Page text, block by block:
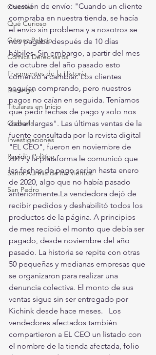
Chismes
Qué Curioso
Gómez Palacio
Comics Derechairos
Fragmentos de la Historia
Durango
Titulares en Inicio
Coahuila
Investigaciones
Rapidín Político
Santa Aurelia de los Vientos
San Pedro
cuestión de envío: "Cuando un cliente
compraba en nuestra tienda, se hacía
el envío sin problema y a nosotros se
nos pagaba después de 10 días
hábiles. Sin embargo, a partir del mes
de octubre del año pasado esto
comenzó a cambiar. Los clientes
seguían comprando, pero nuestros
pagos no caían en seguida. Teníamos
que pedir fechas de pago y solo nos
daban largas". Las últimas ventas de la
fuente consultada por la revista digital
"EL CEO", fueron en noviembre de
2019 y la plataforma le comunicó que
las fechas de pago serían hasta enero
de 2020, algo que no había pasado
anteriormente.La vendedora dejó de
recibir pedidos y deshabilitó todos los
productos de la página. A principios
de mes recibió el monto que debía ser
pagado, desde noviembre del año
pasado. La historia se repite con otras
50 pequeñas y medianas empresas que
se organizaron para realizar una
denuncia colectiva. El monto de sus
ventas sigue sin ser entregado por
Kichink desde hace meses.   Los
vendedores afectados también
compartieron a EL CEO un listado con
el nombre de la tienda afectada, folio